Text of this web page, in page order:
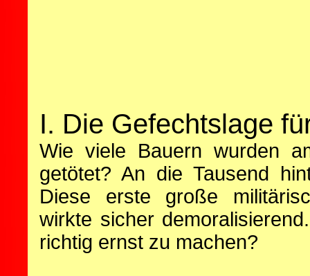
I. Die Gefechtslage
Wie viele Bauern
getötet? An die Tausend
Diese erste große
wirkte sicher
richtig ernst zu machen?